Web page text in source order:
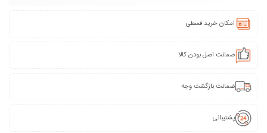
امکان خرید قسطی
ضمانت اصل بودن کالا
ضمانت بازگشت وجه
پشتیبانی